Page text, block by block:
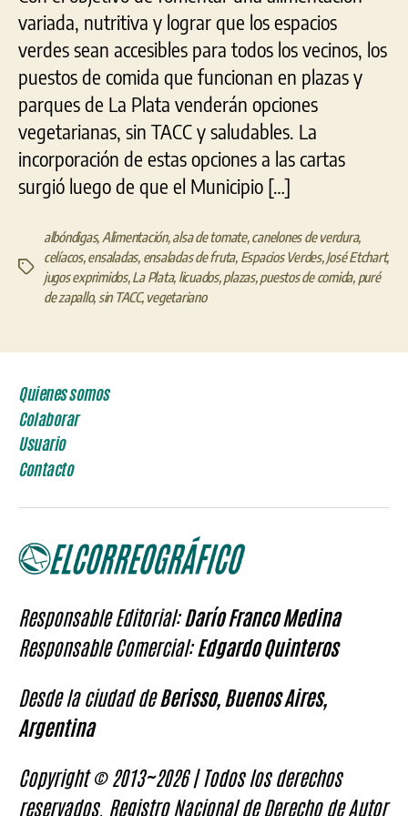
variada, nutritiva y lograr que los espacios
verdes sean accesibles para todos los vecinos, los
puestos de comida que funcionan en plazas y
parques de La Plata venderán opciones
vegetarianas, sin TACC y saludables. La
incorporación de estas opciones a las cartas
surgió luego de que el Municipio […]
Etiquetas
albóndigas, Alimentación, alsa de tomate, canelones de verdura,
celíacos, ensaladas, ensaladas de fruta, Espacios Verdes, José Etchart,
jugos exprimidos, La Plata, licuados, plazas, puestos de comida, puré
de zapallo, sin TACC, vegetariano
Quienes somos
Colaborar
Usuario
Contacto
Responsable Editorial:Darío Franco Medina
Responsable Comercial:Edgardo Quinteros
Desde la ciudad deBerisso, Buenos Aires,
Argentina
Copyright © 2013~2026 | Todos los derechos
reservados. Registro Nacional de Derecho de Autor